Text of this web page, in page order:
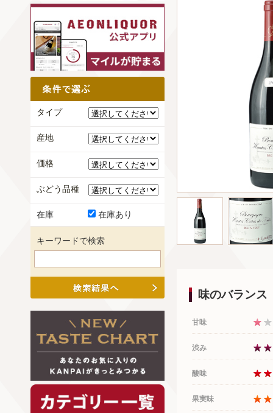
味のバランス
甘味
渋み
酸味
果実味
タイプ
産地
価格
ぶどう品種
在庫 在庫あり
キーワードで検索